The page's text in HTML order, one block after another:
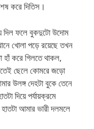
করে দিতিস।
দিল ফলে বুকদুটো উদোম
খোলা পড়ে রয়েছে তখন
করে গিলতে থাকল,
ছেলে কোমরে জড়ো
উলঙ্গ দেহটা বুকে তেনে
দিয়ে পর্যায়ক্রমে
আমার ভারী দলমলে